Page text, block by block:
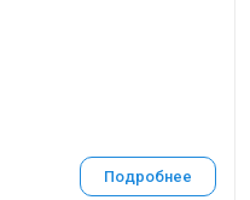
Подробнее